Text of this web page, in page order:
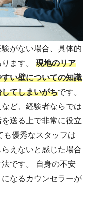
がない場合、具体的
ます。 現地のリア
い壁についての知識
てしまいがちです。
ど、経験者ならでは
送る上で非常に役立
も優秀なスタッフは
えないと感じた場合
です。 自身の不安
なるカウンセラーが